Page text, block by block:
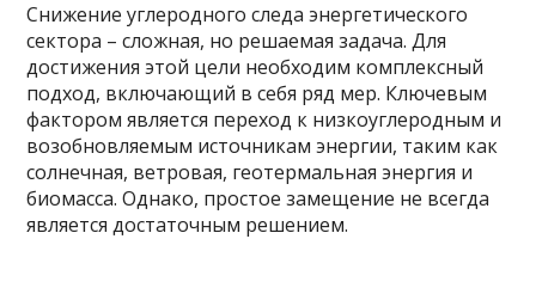
Снижение углеродного следа энергетического
сектора – сложная, но решаемая задача. Для
достижения этой цели необходим комплексный
подход, включающий в себя ряд мер. Ключевым
фактором является переход к низкоуглеродным и
возобновляемым источникам энергии, таким как
солнечная, ветровая, геотермальная энергия и
биомасса. Однако, простое замещение не всегда
является достаточным решением.